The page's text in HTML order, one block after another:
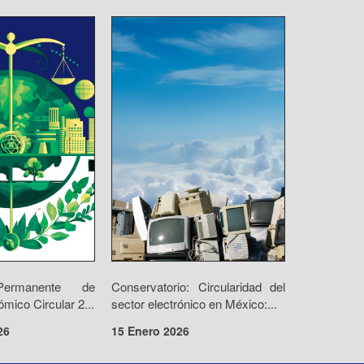
de
Circular 2...
Conservatorio: Circularidad del
sector electrónico en México:...
15 Enero 2026